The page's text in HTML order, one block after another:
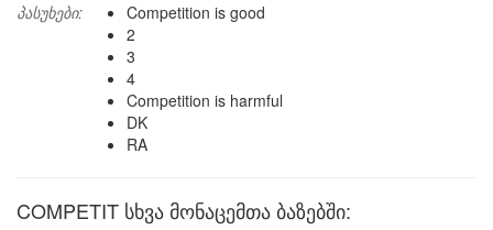
პასუხები:
Competition is good
2
3
4
Competition is harmful
DK
RA
COMPETIT სხვა მონაცემთა ბაზებში: